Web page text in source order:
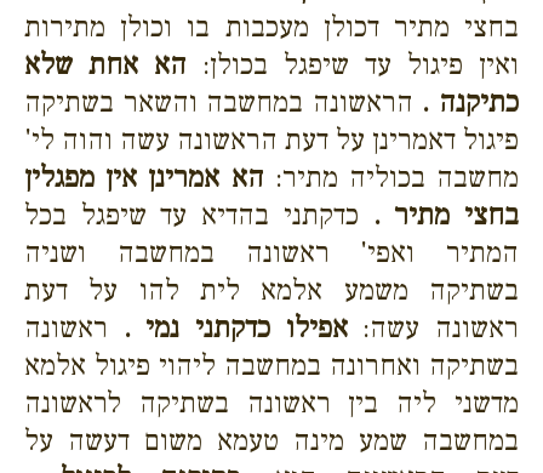
בחצי מתיר דכולן מעכבות בו וכולן מתירות
ואין פיגול עד שיפגל בכולן: הא אחת שלא
כתיקנה . הראשונה במחשבה והשאר בשתיקה
פיגול דאמרינן על דעת הראשונה עשה והוה לי'
מחשבה בכוליה מתיר: הא אמרינן אין מפגלין
בחצי מתיר . כדקתני בהדיא עד שיפגל בכל
המתיר ואפי' ראשונה במחשבה ושניה
בשתיקה משמע אלמא לית להו על דעת
ראשונה עשה:אפילו כדקתני נמי . ראשונה
בשתיקה ואחרונה במחשבה ליהוי פיגול אלמא
מדשני ליה בין ראשונה בשתיקה לראשונה
במחשבה שמע מינה טעמא משום דעשה על